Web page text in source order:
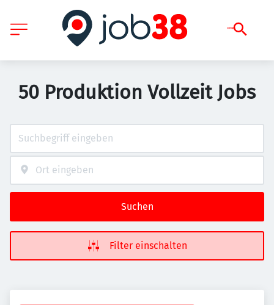
50 Produktion Vollzeit Jobs
Suchen
Filter einschalten